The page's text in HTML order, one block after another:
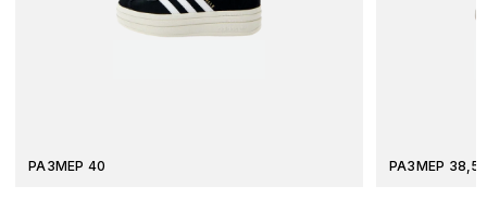
РАЗМЕР 40 РАЗМЕР 38,5